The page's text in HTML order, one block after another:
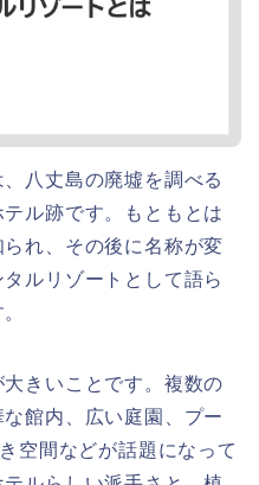
八丈島の廃墟を調べる
ル跡です。もともとは
られ、その後に名称が変
ルリゾートとして語ら
きいことです。複数の
館内、広い庭園、プー
空間などが話題になって